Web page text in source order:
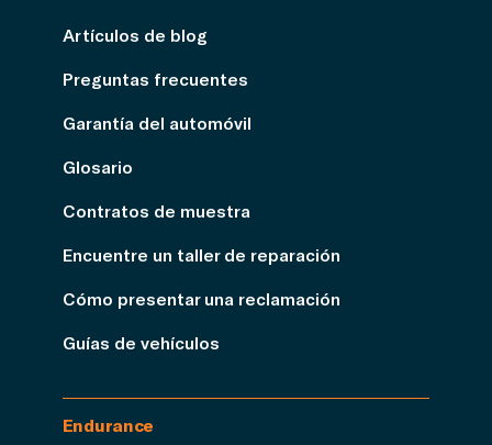
Artículos de blog
Preguntas frecuentes
Garantía del automóvil
Glosario
Contratos de muestra
Encuentre un taller de reparación
Cómo presentar una reclamación
Guías de vehículos
Endurance